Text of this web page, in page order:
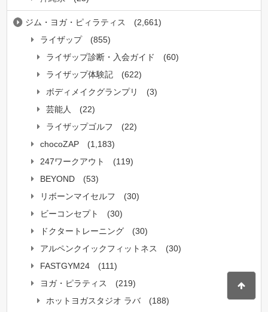
ジム・ヨガ・ピィラティス
(2,661)
ライザップ
(855)
ライザップ診断・入会ガイド
(60)
ライザップ体験記
(622)
ボディメイクグランプリ
(3)
芸能人
(22)
ライザップゴルフ
(22)
chocoZAP
(1,183)
247ワークアウト
(119)
BEYOND
(53)
リボーンマイセルフ
(30)
ビーコンセプト
(30)
ドクタートレーニング
(30)
アルペンクイックフィットネス
(30)
FASTGYM24
(111)
ヨガ・ピラティス
(219)
ホットヨガスタジオ ラバ
(188)